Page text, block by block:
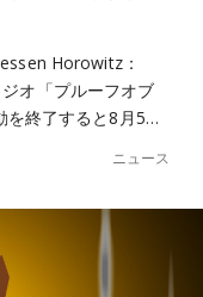
Horowitz：
オ「プルーフオブ
を終了すると8月5…
ニュース